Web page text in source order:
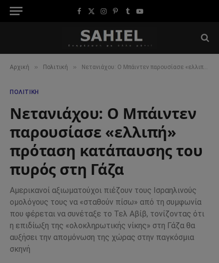
Facebook
X
Instagram
Pinterest
TumblrYouTube
Αρχική » Πολιτική » Νετανιάχου: Ο Μπάιντεν παρουσίασε «ελλιπή» πρόταση κατάπαυσης του πυρός στη Γάζα
ΠΟΛΙΤΙΚΉ
Νετανιάχου: Ο Μπάιντεν
παρουσίασε «ελλιπή»
πρόταση κατάπαυσης του
πυρός στη Γάζα
Αμερικανοί αξιωματούχοι πιέζουν τους Ισραηλινούς
ομολόγους τους να «σταθούν πίσω» από τη συμφωνία
που φέρεται να συνέταξε το Τελ Αβίβ, τονίζοντας ότι
η επιδίωξη της «ολοκληρωτικής νίκης» στη Γάζα θα
αυξήσει την απομόνωση της χώρας στην παγκόσμια
σκηνή